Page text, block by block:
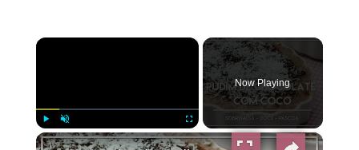
×
Play Unmute Fullscreen
Now Playing
×